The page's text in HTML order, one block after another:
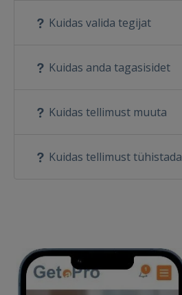
Kuidas valida tegijat
Kuidas anda tagasisidet
Kuidas tellimust muuta
Kuidas tellimust tühistada